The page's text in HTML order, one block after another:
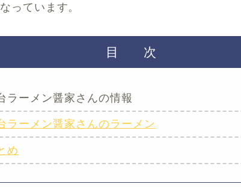
っています。
目 次
ラーメン醤家さんの情報
ラーメン醤家さんのラーメン
め